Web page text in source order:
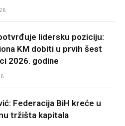
lidersku poziciju:
KM dobiti u prvih šest
2026. godine
Federacija BiH kreće u
tržišta kapitala